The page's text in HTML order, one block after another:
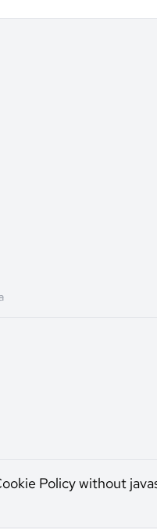
Policy without